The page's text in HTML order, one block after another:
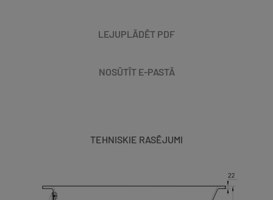
LEJUPLĀDĒT PDF
NOSŪTĪT E-PASTĀ
TEHNISKIE RASĒJUMI